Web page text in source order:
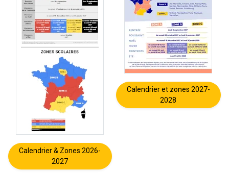
Calendrier & Zones 2026-
2027
Calendrier et zones 2027-
2028